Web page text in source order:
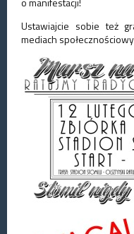
Ustawiajcie sobie też
mediach